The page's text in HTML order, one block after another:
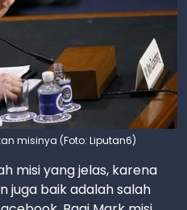
misinya (Foto: Liputan6)
misi yang jelas, karena
juga baik adalah salah